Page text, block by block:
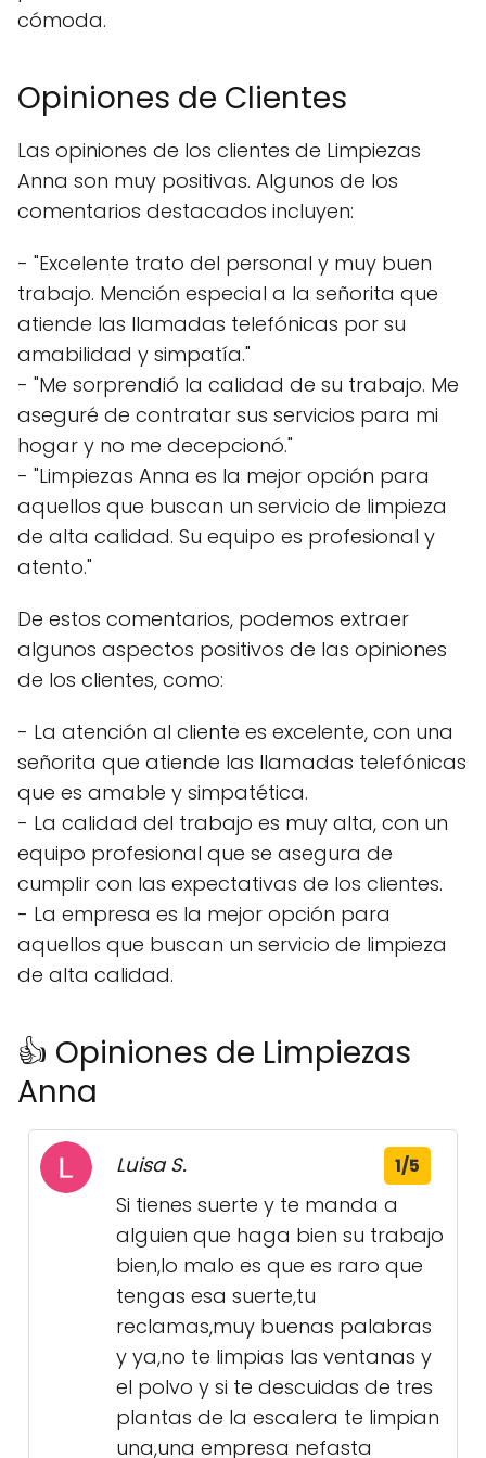
cómoda.
Opiniones de Clientes
Las opiniones de los clientes de Limpiezas
Anna son muy positivas. Algunos de los
comentarios destacados incluyen:
- "Excelente trato del personal y muy buen
trabajo. Mención especial a la señorita que
atiende las llamadas telefónicas por su
amabilidad y simpatía."
- "Me sorprendió la calidad de su trabajo. Me
aseguré de contratar sus servicios para mi
hogar y no me decepcionó."
- "Limpiezas Anna es la mejor opción para
aquellos que buscan un servicio de limpieza
de alta calidad. Su equipo es profesional y
atento."
De estos comentarios, podemos extraer
algunos aspectos positivos de las opiniones
de los clientes, como:
- La atención al cliente es excelente, con una
señorita que atiende las llamadas telefónicas
que es amable y simpatética.
- La calidad del trabajo es muy alta, con un
equipo profesional que se asegura de
cumplir con las expectativas de los clientes.
- La empresa es la mejor opción para
aquellos que buscan un servicio de limpieza
de alta calidad.
👍 Opiniones de Limpiezas
Anna
Luisa S. 1/5
Si tienes suerte y te manda a
alguien que haga bien su trabajo
bien,lo malo es que es raro que
tengas esa suerte,tu
reclamas,muy buenas palabras
y ya,no te limpias las ventanas y
el polvo y si te descuidas de tres
plantas de la escalera te limpian
una,una empresa nefasta